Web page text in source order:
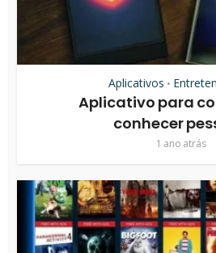
Aplicativos •
Aplicativo para
conhecer
1 ano atrás